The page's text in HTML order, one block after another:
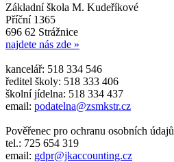
Základní škola M. Kudeříkové
Příční 1365
696 62 Strážnice
najdete nás zde »
kancelář: 518 334 546
ředitel školy: 518 333 406
školní jídelna: 518 334 437
email: podatelna@zsmkstr.cz
Pověřenec pro ochranu osobních údajů
tel.: 725 654 319
email: gdpr@jkaccounting.cz